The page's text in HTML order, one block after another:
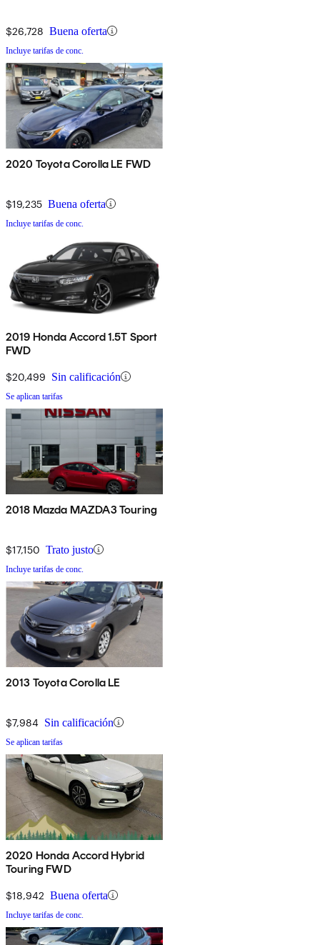
$26,728 Buena oferta
Incluye tarifas de conc.
2020 Toyota Corolla LE FWD
$19,235 Buena oferta
Incluye tarifas de conc.
2019 Honda Accord 1.5T Sport
FWD
$20,499 Sin calificación
Se aplican tarifas
2018 Mazda MAZDA3 Touring
$17,150 Trato justo
Incluye tarifas de conc.
2013 Toyota Corolla LE
$7,984 Sin calificación
Se aplican tarifas
2020 Honda Accord Hybrid
Touring FWD
$18,942 Buena oferta
Incluye tarifas de conc.